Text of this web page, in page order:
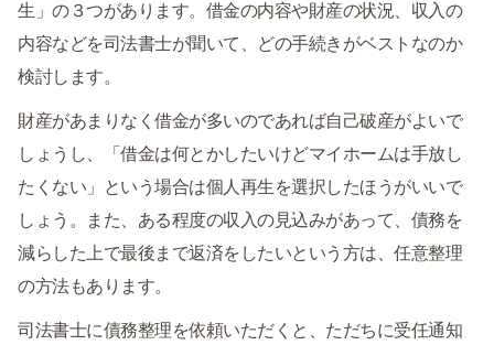
生」の３つがあります。借金の内容や財産の状況、収入の
内容などを司法書士が聞いて、どの手続きがベストなのか
検討します。
財産があまりなく借金が多いのであれば自己破産がよいで
しょうし、「借金は何とかしたいけどマイホームは手放し
たくない」という場合は個人再生を選択したほうがいいで
しょう。また、ある程度の収入の見込みがあって、債務を
減らした上で最後まで返済をしたいという方は、任意整理
の方法もあります。
司法書士に債務整理を依頼いただくと、ただちに受任通知